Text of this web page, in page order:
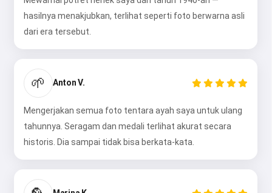
hasilnya menakjubkan, terlihat seperti foto berwarna asli
dari era tersebut.
🌱 Anton V.
Mengerjakan semua foto tentara ayah saya untuk ulang
tahunnya. Seragam dan medali terlihat akurat secara
historis. Dia sampai tidak bisa berkata-kata.